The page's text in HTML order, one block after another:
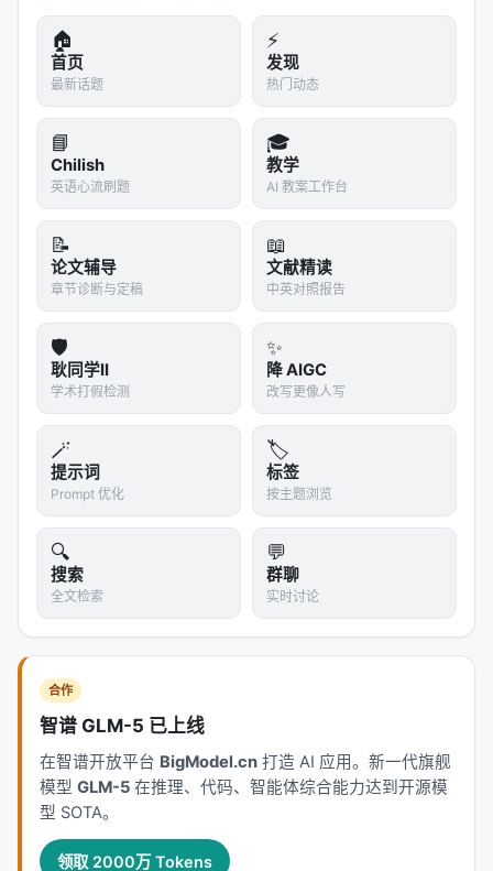
这篇论文真正的贡献，不在 12.55% 这个数字上。在
它背后浮现出来的那个概念上。
科学反馈，从它诞生的第一天起，就是一种
它通过私人关系流转——导师给学生的修改、合作者
给同事的批注、会议茶歇时偷师来的建议。它不进入
市场，不属于公共品供给，不遵循任何分配政策。你
能得到多少反馈，取决于你是谁的谁。
这个问题，科学界内部心知肚明。大家只是习惯了。
就像习惯了高速公路上只有某些出口能走——不意味
着道路设计合理，只意味着存在已久。
王炳璐和她的合作者们并没有声称 AI 反馈"比人类反
馈更好"。他们很克制——实验只比较了有 AI 反馈和
没有 AI 反馈。他们不说 AI 反馈取代人类评审，而是
说 AI 反馈可以成为一条新通道，一条不要求你有社交
资本就可以走的通道。
一个来自非英语国家的博士生，现在可以在提交预印
本后，收到一份和自己的母语无关、和自己的导师网
络无关的技术性反馈。这份反馈不一定完美——它有
盲区（见下一节）——但它存在，而且免费。
把社交资本转换成计算资本，社会学里管这个叫"解
绑"。把"只有某些人能获得的东西"变成"所有人都能按
需获得的东西"，这篇论文管这个叫：
---
5. 📝 诚实的盲区
我很清楚的东西：
🏠
首页
最新话题
⚡
发现
热门动态
📘
Chilish
英语心流刷题
🎓
教学
AI 教案工作台
📝
论文辅导
章节诊断与定稿
📖
文献精读
中英对照报告
🛡️
耿同学II
学术打假检测
✨
降 AIGC
改写更像人写
🪄
提示词
Prompt 优化
🏷️
标签
按主题浏览
🔍
搜索
全文检索
💬
群聊
实时讨论
合作
智谱 GLM-5 已上线
在智谱开放平台 BigModel.cn 打造 AI 应用。新一代旗舰
模型 GLM-5 在推理、代码、智能体综合能力达到开源模
型 SOTA。
领取 2000万 Tokens